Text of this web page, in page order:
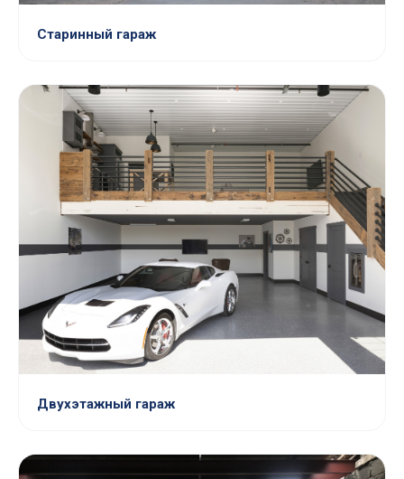
Старинный гараж
Двухэтажный гараж